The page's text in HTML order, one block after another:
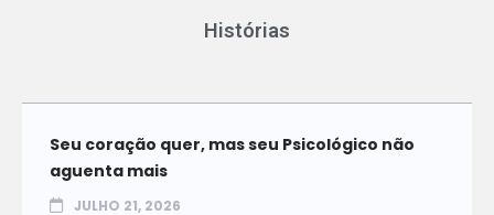
Histórias
Seu coração quer, mas seu Psicológico não
aguenta mais
JULHO 21, 2026